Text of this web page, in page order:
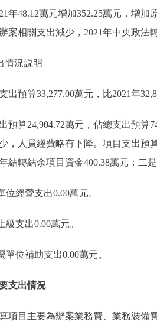
年48.12萬元增加352.25萬元，增
案相關支出減少，2021年中央政法
況説明
預算33,277.00萬元，比2021年
算24,904.72萬元，佔總支出預算
，人員經費略有下降。項目支出預
結轉結余項目資金400.38萬元；二
經營支出0.00萬元。
支出0.00萬元。
位補助支出0.00萬元。
支出情況
目主要為辦案業務費、業務裝備